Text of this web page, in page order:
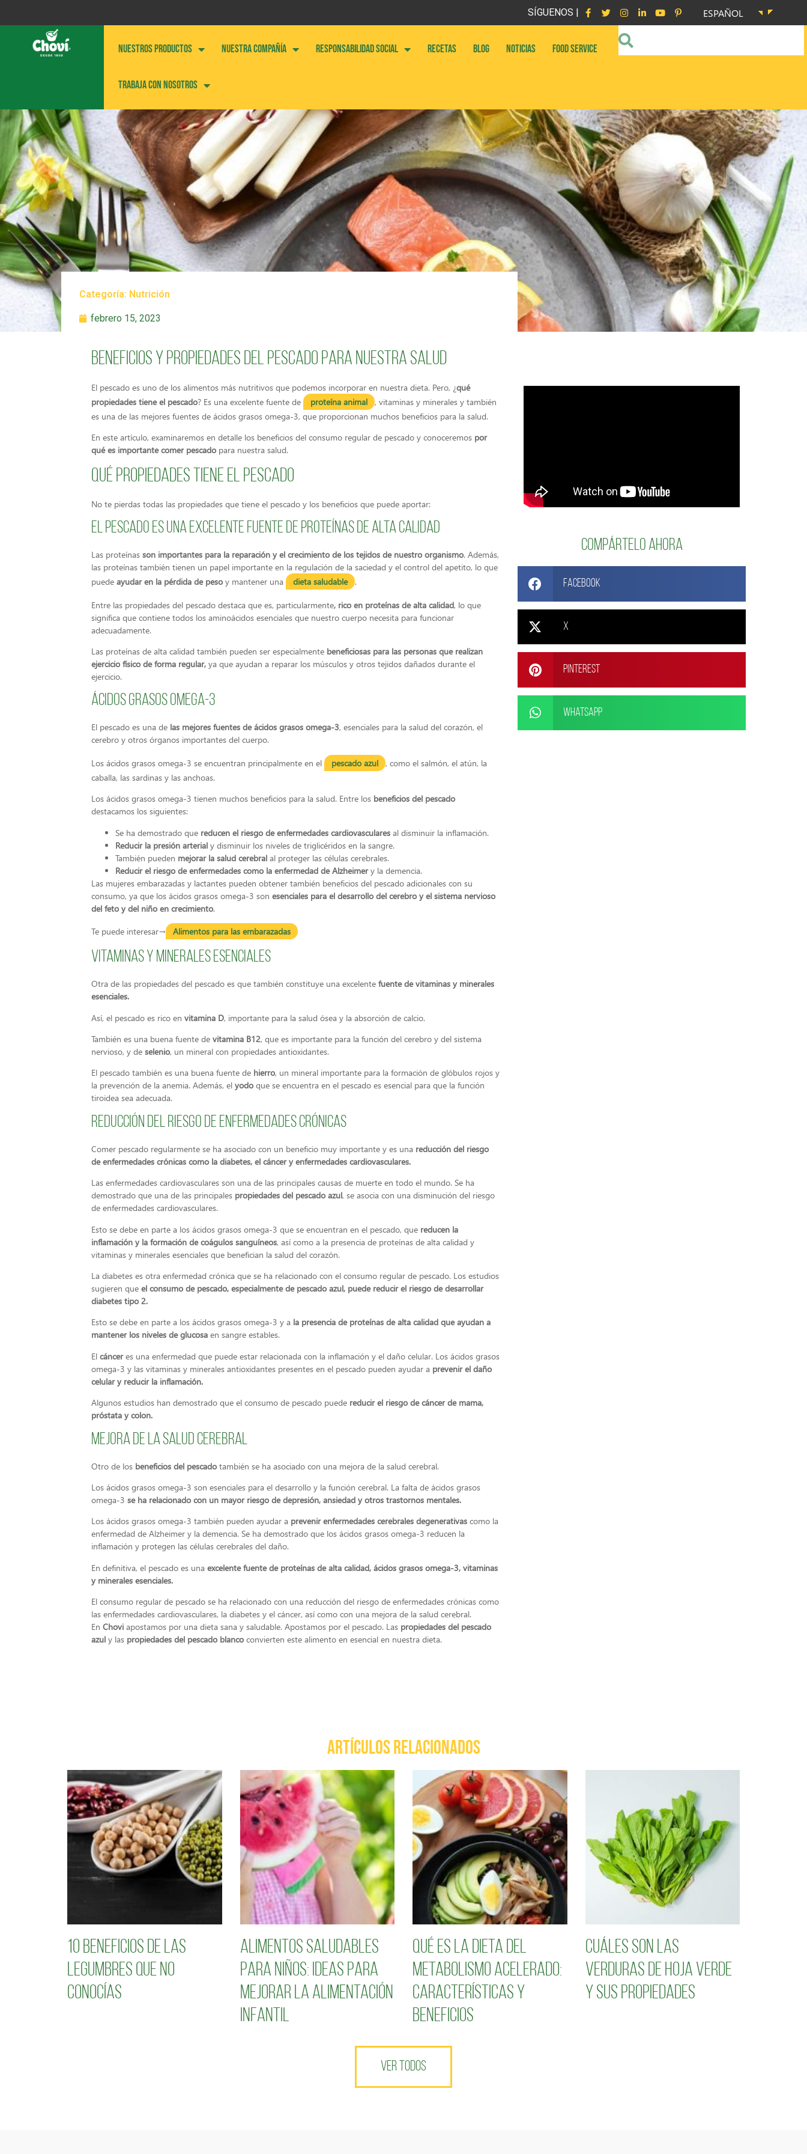
SÍGUENOS | ESPAÑOL
NUESTROS PRODUCTOS NUESTRA COMPAÑÍA RESPONSABILIDAD SOCIAL RECETAS BLOG NOTICIAS FOOD SERVICE
Trabaja con nosotros
Categoría: Nutrición
febrero 15, 2023
Beneficios y propiedades del pescado para nuestra salud
El pescado es uno de los alimentos más nutritivos que podemos incorporar en nuestra dieta. Pero, ¿qué
propiedades tiene el pescado? Es una excelente fuente de proteína animal
, vitaminas y minerales y también
es una de las mejores fuentes de ácidos grasos omega-3, que proporcionan muchos beneficios para la salud.
En este artículo, examinaremos en detalle los beneficios del consumo regular de pescado y conoceremos por
qué es importante comer pescado para nuestra salud.
Qué propiedades tiene el pescado
No te pierdas todas las propiedades que tiene el pescado y los beneficios que puede aportar:
El pescado es una excelente fuente de proteínas de alta calidad
Las proteínas son importantes para la reparación y el crecimiento de los tejidos de nuestro organismo. Además,
las proteínas también tienen un papel importante en la regulación de la saciedad y el control del apetito, lo que
puede ayudar en la pérdida de peso y mantener una dieta saludable .
Entre las propiedades del pescado destaca que es, particularmente, rico en proteínas de alta calidad, lo que
significa que contiene todos los aminoácidos esenciales que nuestro cuerpo necesita para funcionar
adecuadamente.
Las proteínas de alta calidad también pueden ser especialmente beneficiosas para las personas que realizan
ejercicio físico de forma regular, ya que ayudan a reparar los músculos y otros tejidos dañados durante el
ejercicio.
Ácidos grasos omega-3
El pescado es una de las mejores fuentes de ácidos grasos omega-3, esenciales para la salud del corazón, el
cerebro y otros órganos importantes del cuerpo.
Los ácidos grasos omega-3 se encuentran principalmente en el pescado azul
, como el salmón, el atún, la
caballa, las sardinas y las anchoas.
Los ácidos grasos omega-3 tienen muchos beneficios para la salud. Entre los beneficios del pescado
destacamos los siguientes:
Se ha demostrado que reducen el riesgo de enfermedades cardiovasculares al disminuir la inflamación.
Reducir la presión arterial y disminuir los niveles de triglicéridos en la sangre.
También pueden mejorar la salud cerebral al proteger las células cerebrales.
Reducir el riesgo de enfermedades como la enfermedad de Alzheimery la demencia.
Las mujeres embarazadas y lactantes pueden obtener también beneficios del pescado adicionales con su
consumo, ya que los ácidos grasos omega-3 son esenciales para el desarrollo del cerebro y el sistema nervioso
del feto y del niño en crecimiento.
Te puede interesar→ Alimentos para las embarazadas
Vitaminas y minerales esenciales
Otra de las propiedades del pescado es que también constituye una excelente fuente de vitaminas y minerales
esenciales.
Así, el pescado es rico en vitamina D, importante para la salud ósea y la absorción de calcio.
También es una buena fuente de vitamina B12, que es importante para la función del cerebro y del sistema
nervioso, y de selenio, un mineral con propiedades antioxidantes.
El pescado también es una buena fuente de hierro, un mineral importante para la formación de glóbulos rojos y
la prevención de la anemia. Además, el yodo que se encuentra en el pescado es esencial para que la función
tiroidea sea adecuada.
Reducción del riesgo de enfermedades crónicas
Comer pescado regularmente se ha asociado con un beneficio muy importante y es una reducción del riesgo
de enfermedades crónicas como la diabetes, el cáncer y enfermedades cardiovasculares.
Las enfermedades cardiovasculares son una de las principales causas de muerte en todo el mundo. Se ha
demostrado que una de las principales propiedades del pescado azul, se asocia con una disminución del riesgo
de enfermedades cardiovasculares.
Esto se debe en parte a los ácidos grasos omega-3 que se encuentran en el pescado, que reducen la
inflamación y la formación de coágulos sanguíneos, así como a la presencia de proteínas de alta calidad y
vitaminas y minerales esenciales que benefician la salud del corazón.
La diabetes es otra enfermedad crónica que se ha relacionado con el consumo regular de pescado. Los estudios
sugieren que el consumo de pescado, especialmente de pescado azul, puede reducir el riesgo de desarrollar
diabetes tipo 2.
Esto se debe en parte a los ácidos grasos omega-3 y a la presencia de proteínas de alta calidad que ayudan a
mantener los niveles de glucosa en sangre estables.
El cánceres una enfermedad que puede estar relacionada con la inflamación y el daño celular. Los ácidos grasos
omega-3 y las vitaminas y minerales antioxidantes presentes en el pescado pueden ayudar a prevenir el daño
celular y reducir la inflamación.
Algunos estudios han demostrado que el consumo de pescado puede reducir el riesgo de cáncer de mama,
próstata y colon.
Mejora de la salud cerebral
Otro de los beneficios del pescado también se ha asociado con una mejora de la salud cerebral.
Los ácidos grasos omega-3 son esenciales para el desarrollo y la función cerebral. La falta de ácidos grasos
omega-3 se ha relacionado con un mayor riesgo de depresión, ansiedad y otros trastornos mentales.
Los ácidos grasos omega-3 también pueden ayudar a prevenir enfermedades cerebrales degenerativas como la
enfermedad de Alzheimer y la demencia. Se ha demostrado que los ácidos grasos omega-3 reducen la
inflamación y protegen las células cerebrales del daño.
En definitiva, el pescado es una excelente fuente de proteínas de alta calidad, ácidos grasos omega-3, vitaminas
y minerales esenciales.
El consumo regular de pescado se ha relacionado con una reducción del riesgo de enfermedades crónicas como
las enfermedades cardiovasculares, la diabetes y el cáncer, así como con una mejora de la salud cerebral.
En Chovi apostamos por una dieta sana y saludable. Apostamos por el pescado. Las propiedades del pescado
azul y las propiedades del pescado blanco convierten este alimento en esencial en nuestra dieta.
Compártelo ahora
Facebook
X
Pinterest
WhatsApp
ARTÍCULOS RELACIONADOS
10 Beneficios de las
legumbres que no
conocías
Alimentos saludables
para niños: Ideas para
mejorar la alimentación
infantil
Qué es la dieta del
metabolismo acelerado:
características y
beneficios
Cuáles son las
verduras de hoja verde
y sus propiedades
VER TODOS